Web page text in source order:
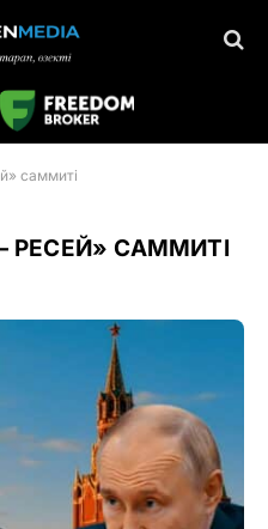
саммиті
РЕСЕЙ» САММИТІ